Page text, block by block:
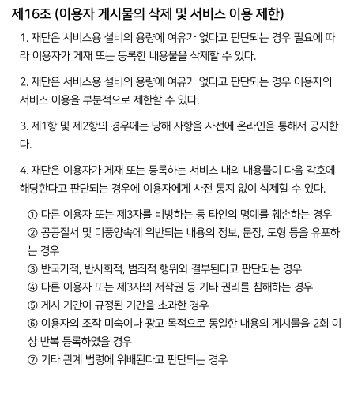
제16조 (이용자 게시물의 삭제 및 서비스 이용 제한)
1. 재단은 서비스용 설비의 용량에 여유가 없다고 판단되는 경우 필요에 따
라 이용자가 게재 또는 등록한 내용물을 삭제할 수 있다.
2. 재단은 서비스용 설비의 용량에 여유가 없다고 판단되는 경우 이용자의
서비스 이용을 부분적으로 제한할 수 있다.
3. 제1항 및 제2항의 경우에는 당해 사항을 사전에 온라인을 통해서 공지한
다.
4. 재단은 이용자가 게재 또는 등록하는 서비스 내의 내용물이 다음 각호에
해당한다고 판단되는 경우에 이용자에게 사전 통지 없이 삭제할 수 있다.
① 다른 이용자 또는 제3자를 비방하는 등 타인의 명예를 훼손하는 경우
② 공공질서 및 미풍양속에 위반되는 내용의 정보, 문장, 도형 등을 유포하
는 경우
③ 반국가적, 반사회적, 범죄적 행위와 결부된다고 판단되는 경우
④ 다른 이용자 또는 제3자의 저작권 등 기타 권리를 침해하는 경우
⑤ 게시 기간이 규정된 기간을 초과한 경우
⑥ 이용자의 조작 미숙이나 광고 목적으로 동일한 내용의 게시물을 2회 이
상 반복 등록하였을 경우
⑦ 기타 관계 법령에 위배된다고 판단되는 경우